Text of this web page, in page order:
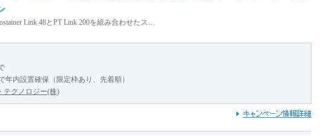
Link 48とPT Link 200を組み合わせたス…
内設置確保（限定枠あり、先着順）
テクノロジー(株)